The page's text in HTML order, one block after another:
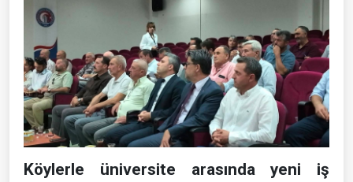
Köylerle üniversite arasında yeni iş